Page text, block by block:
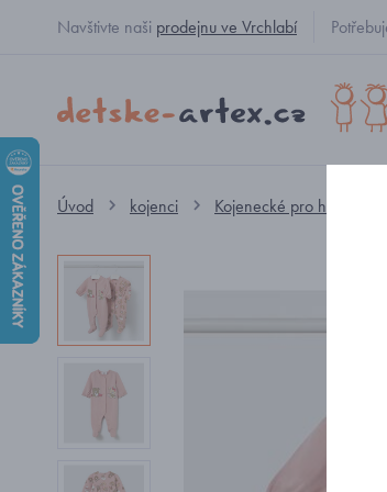
Navštivte naši prodejnu ve Vrchlabí
Úvod kojenci Kojenecké pro holčičky